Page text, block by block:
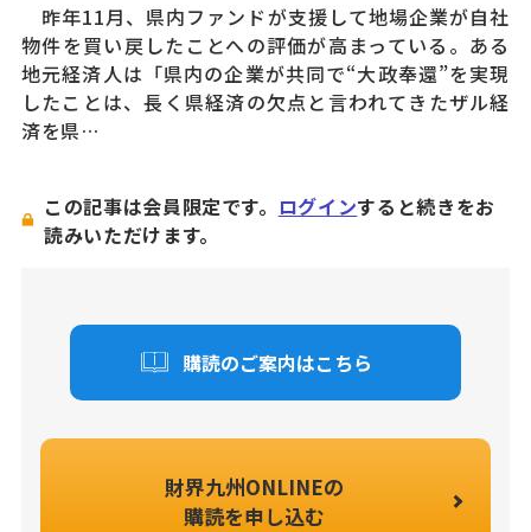
昨年11月、県内ファンドが支援して地場企業が自社
物件を買い戻したことへの評価が高まっている。ある
地元経済人は「県内の企業が共同で“大政奉還”を実現
したことは、長く県経済の欠点と言われてきたザル経
済を県…
この記事は会員限定です。 ログインすると続きをお
読みいただけます。
購読のご案内はこちら
財界九州ONLINEの
購読を申し込む